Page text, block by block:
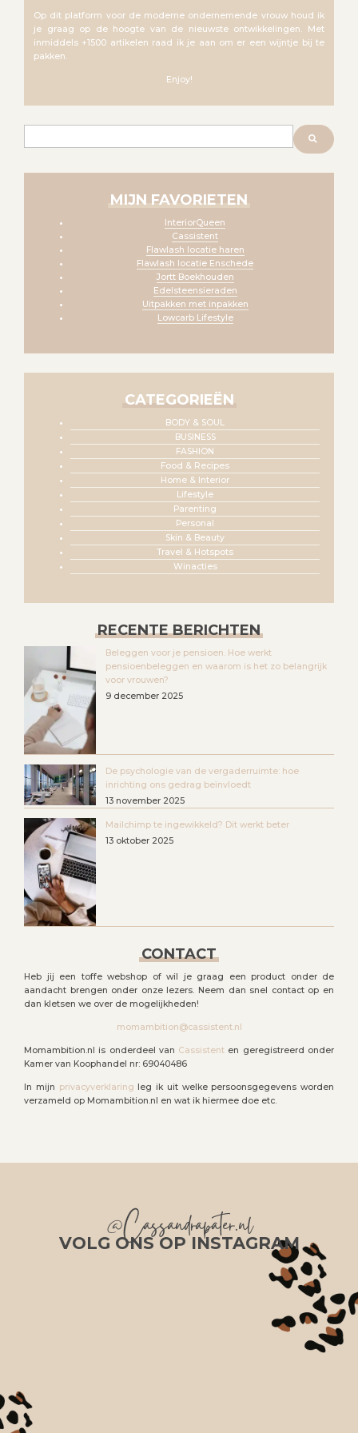
Op dit platform voor de moderne ondernemende vrouw houd ik
je graag op de hoogte van de nieuwste ontwikkelingen. Met
inmiddels +1500 artikelen raad ik je aan om er een wijntje bij te
pakken.
Enjoy!
MIJN FAVORIETEN
InteriorQueen
Cassistent
Flawlash locatie haren
Flawlash locatie Enschede
Jortt Boekhouden
Edelsteensieraden
Uitpakken met inpakken
Lowcarb Lifestyle
CATEGORIEËN
BODY & SOUL
BUSINESS
FASHION
Food & Recipes
Home & Interior
Lifestyle
Parenting
Personal
Skin & Beauty
Travel & Hotspots
Winacties
RECENTE BERICHTEN
Beleggen voor je pensioen. Hoe werkt
pensioenbeleggen en waarom is het zo belangrijk
voor vrouwen?
9 december 2025
De psychologie van de vergaderruimte: hoe
inrichting ons gedrag beïnvloedt
13 november 2025
Mailchimp te ingewikkeld? Dit werkt beter
13 oktober 2025
CONTACT
Heb jij een toffe webshop of wil je graag een product onder de
aandacht brengen onder onze lezers. Neem dan snel contact op en
dan kletsen we over de mogelijkheden!
momambition@cassistent.nl
Momambition.nl is onderdeel van Cassistent en geregistreerd onder
Kamer van Koophandel nr: 69040486
In mijn privacyverklaring leg ik uit welke persoonsgegevens worden
verzameld op Momambition.nl en wat ik hiermee doe etc.
@Cassandrapater.nl
VOLG ONS OP INSTAGRAM